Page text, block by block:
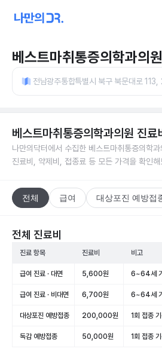
베스트마취통증의학과의원
전남광주통합특별시 북구 북문대로
베스트마취통증의학과의원 진료
나만의닥터에서 수집한 베스트마취통증의학과
진료비, 약제비, 접종료 등 모든 가격을 확인해
전체 급여 대상포진 예방접
전체 진료비
진료 항목 진료비 비고
급여 진료 · 대면 5,600원 6~64세
급여 진료 · 비대면 6,700원 6~64세
대상포진 예방접종 200,000원 1회 접종
독감 예방접종 50,000원 1회 접종